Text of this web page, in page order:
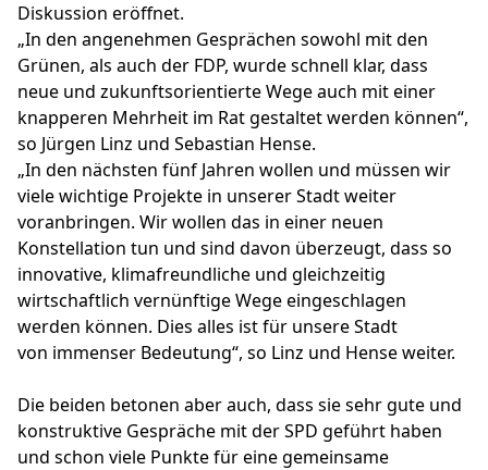
Diskussion eröffnet.
„In den angenehmen Gesprächen sowohl mit den
Grünen, als auch der FDP, wurde schnell klar, dass
neue und zukunftsorientierte Wege auch mit einer
knapperen Mehrheit im Rat gestaltet werden können“,
so Jürgen Linz und Sebastian Hense.
„In den nächsten fünf Jahren wollen und müssen wir
viele wichtige Projekte in unserer Stadt weiter
voranbringen. Wir wollen das in einer neuen
Konstellation tun und sind davon überzeugt, dass so
innovative, klimafreundliche und gleichzeitig
wirtschaftlich vernünftige Wege eingeschlagen
werden können. Dies alles ist für unsere Stadt
von immenser Bedeutung“, so Linz und Hense weiter.
Die beiden betonen aber auch, dass sie sehr gute und
konstruktive Gespräche mit der SPD geführt haben
und schon viele Punkte für eine gemeinsame